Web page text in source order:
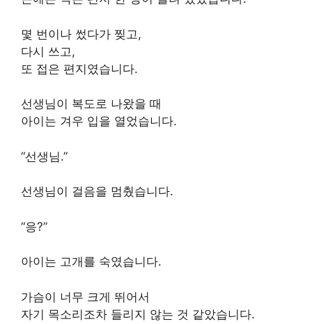
몇 번이나 썼다가 찢고,
다시 쓰고,
또 접은 편지였습니다.
선생님이 복도로 나왔을 때
아이는 겨우 입을 열었습니다.
“선생님.”
선생님이 걸음을 멈췄습니다.
“응?”
아이는 고개를 숙였습니다.
가슴이 너무 크게 뛰어서
자기 목소리조차 들리지 않는 것 같았습니다.